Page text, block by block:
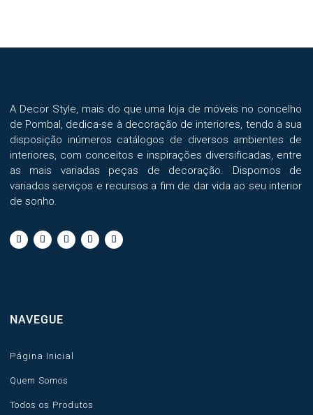
A Decor Style, mais do que uma loja de móveis no concelho
de Pombal, dedica-se à decoração de interiores, tendo à sua
disposição inúmeros catálogos de diversos ambientes de
interiores, com conceitos e inspirações diversificadas, entre
as mais variadas peças de decoração. Dispomos de
variados serviços e recursos a fim de dar vida ao seu interior
de sonho.
NAVEGUE
Página Inicial
Quem Somos
Todos os Produtos